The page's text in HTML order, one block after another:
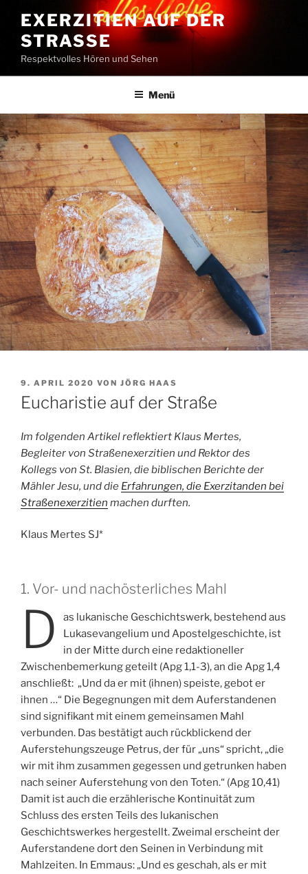
Inhalt
springen
EXERZITIEN AUF DER
STRASSE
Respektvolles Hören und Sehen
Menü
VERÖFFENTLICHT
AM
9. APRIL 2020 VON JÖRG HAAS
Eucharistie auf der Straße
Im folgenden Artikel reflektiert Klaus Mertes,
Begleiter von Straßenexerzitien und Rektor des
Kollegs von St. Blasien, die biblischen Berichte der
Mähler Jesu, und die Erfahrungen, die Exerzitanden bei
Straßenexerzitien machen durften.
Klaus Mertes SJ*
1. Vor- und nachösterliches Mahl
D
as lukanische Geschichtswerk, bestehend aus
Lukasevangelium und Apostelgeschichte, ist
in der Mitte durch eine redaktioneller
Zwischenbemerkung geteilt (Apg 1,1-3), an die Apg 1,4
anschließt: „Und da er mit (ihnen) speiste, gebot er
ihnen …“ Die Begegnungen mit dem Auferstandenen
sind signifikant mit einem gemeinsamen Mahl
verbunden. Das bestätigt auch rückblickend der
Auferstehungszeuge Petrus, der für „uns“ spricht, „die
wir mit ihm zusammen gegessen und getrunken haben
nach seiner Auferstehung von den Toten.“ (Apg 10,41)
Damit ist auch die erzählerische Kontinuität zum
Schluss des ersten Teils des lukanischen
Geschichtswerkes hergestellt. Zweimal erscheint der
Auferstandene dort den Seinen in Verbindung mit
Mahlzeiten. In Emmaus: „Und es geschah, als er mit